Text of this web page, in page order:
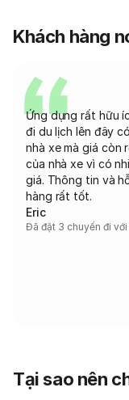
Khách hàng
Ứng dụng rất hữu
đi du lịch lên đây
nhà xe mà giá còn
của nhà xe vì có
giá. Thông tin và
hàng rất tốt.
Eric
Đã đặt 3 chuyến đi với
Tại sao nên